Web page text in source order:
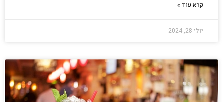
קרא עוד »
יולי 28, 2024